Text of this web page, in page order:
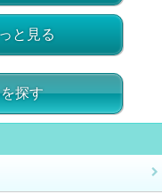
と見る
探す